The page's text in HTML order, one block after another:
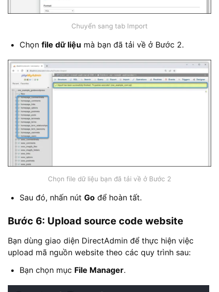
Chuyển sang tab Import
Chọn file dữ liệu mà bạn đã tải về ở Bước 2.
Chọn file dữ liệu bạn đã tải về ở Bước 2
Sau đó, nhấn nút Go để hoàn tất.
Bước 6: Upload source code website
Bạn dùng giao diện DirectAdmin để thực hiện việc
upload mã nguồn website theo các quy trình sau:
Bạn chọn mục File Manager.